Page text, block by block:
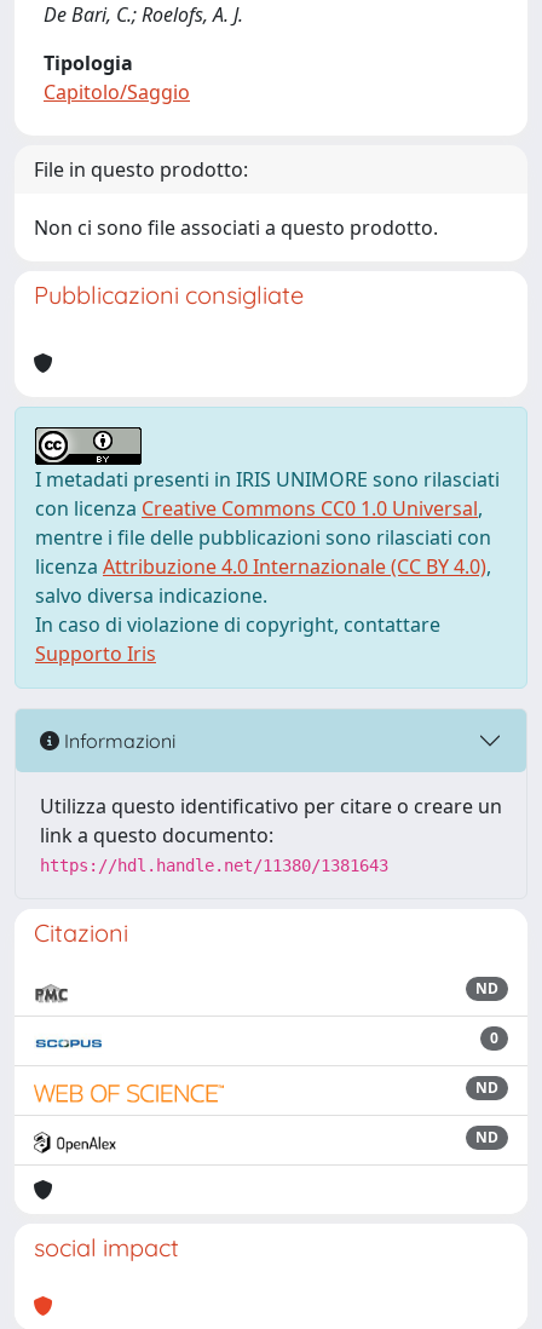
De Bari, C.; Roelofs, A. J.
Tipologia
Capitolo/Saggio
File in questo prodotto:
Non ci sono file associati a questo prodotto.
Pubblicazioni consigliate
I metadati presenti in IRIS UNIMORE sono rilasciati
con licenza Creative Commons CC0 1.0 Universal,
mentre i file delle pubblicazioni sono rilasciati con
licenza Attribuzione 4.0 Internazionale (CC BY 4.0),
salvo diversa indicazione.
In caso di violazione di copyright, contattare
Supporto Iris
Informazioni
Utilizza questo identificativo per citare o creare un
link a questo documento:
https://hdl.handle.net/11380/1381643
Citazioni
ND
0
ND
ND
social impact